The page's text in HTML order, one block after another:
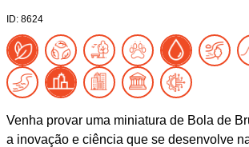
ID: 8624
Venha provar uma miniatura de Bola de
a inovação e ciência que se desenvolve